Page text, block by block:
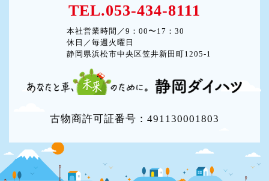
TEL.053-434-8111
本社営業時間／9：00〜17：30
休日／毎週火曜日
静岡県浜松市中央区笠井新田町1205-1
古物商許可証番号：491130001803